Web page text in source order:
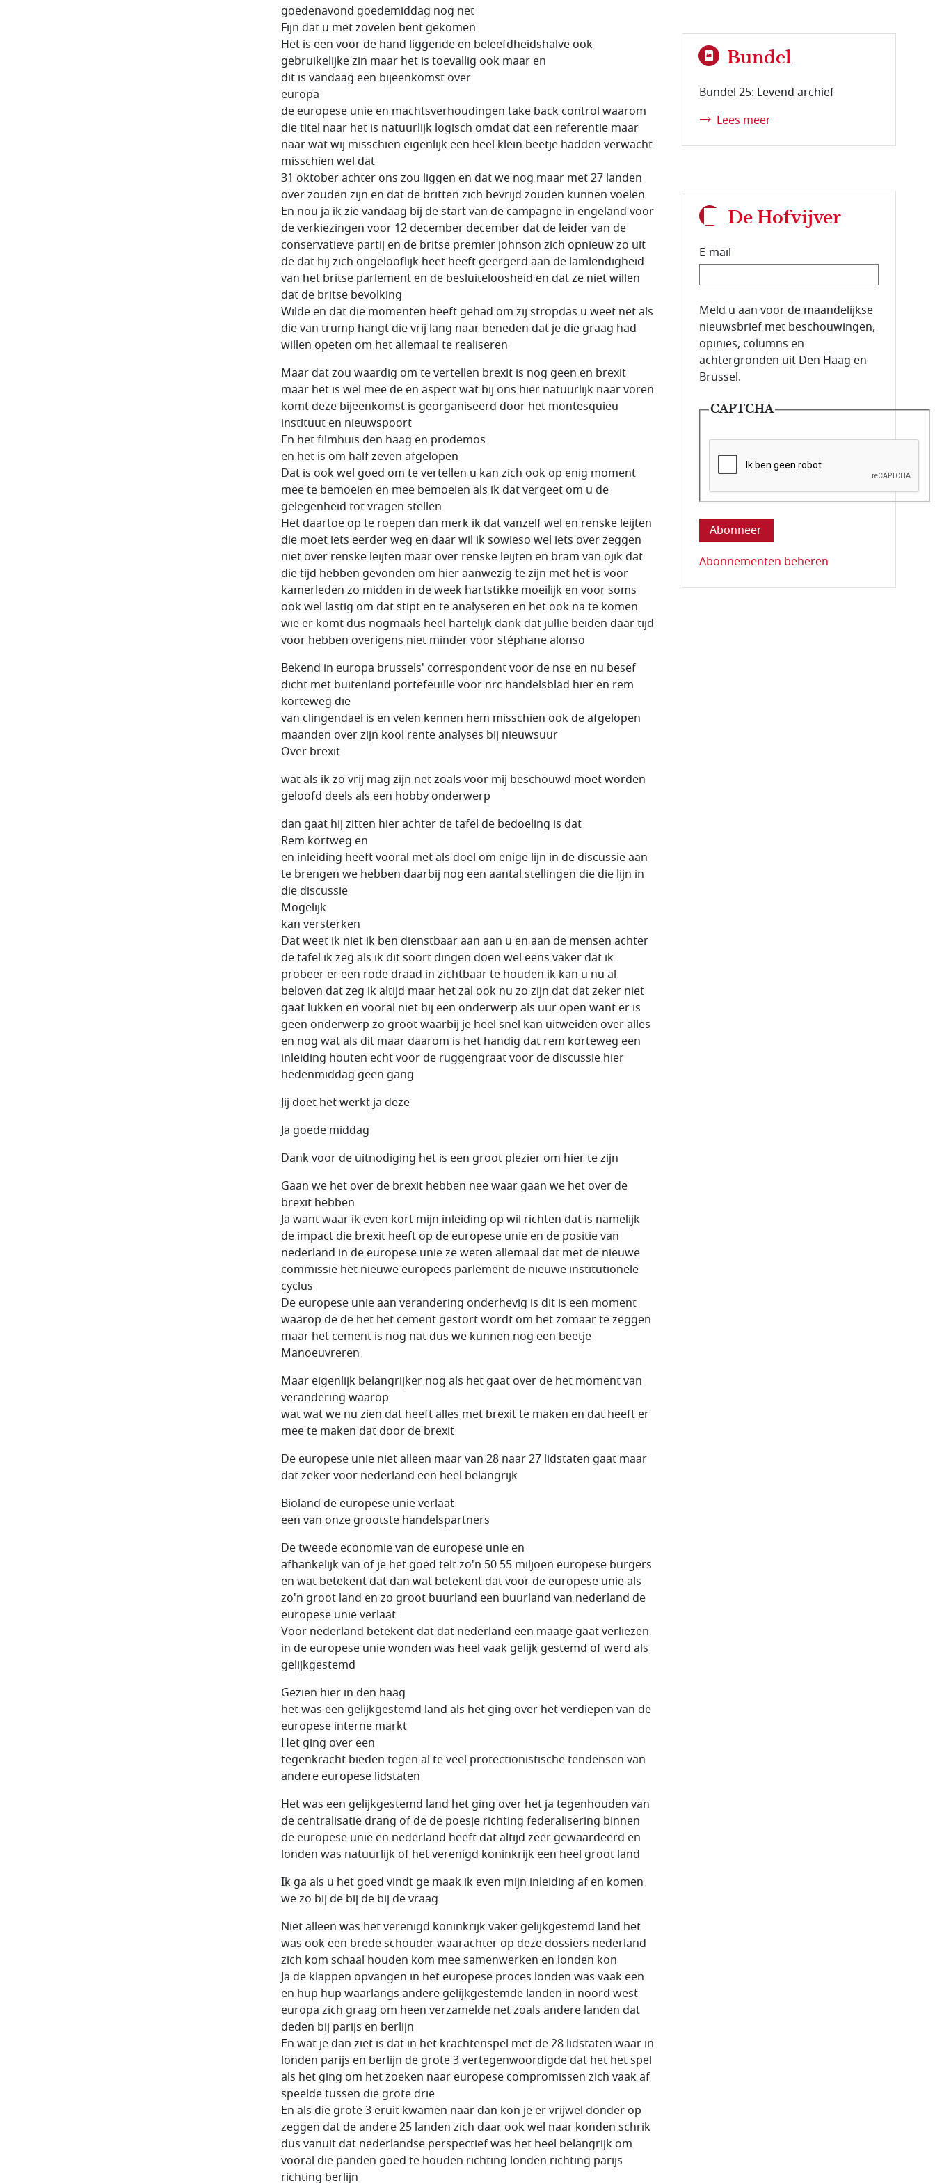
goedenavond goedemiddag nog net
Fijn dat u met zovelen bent gekomen
Het is een voor de hand liggende en beleefdheidshalve ook
gebruikelijke zin maar het is toevallig ook maar en
dit is vandaag een bijeenkomst over
europa
de europese unie en machtsverhoudingen take back control waarom
die titel naar het is natuurlijk logisch omdat dat een referentie maar
naar wat wij misschien eigenlijk een heel klein beetje hadden verwacht
misschien wel dat
31 oktober achter ons zou liggen en dat we nog maar met 27 landen
over zouden zijn en dat de britten zich bevrijd zouden kunnen voelen
En nou ja ik zie vandaag bij de start van de campagne in engeland voor
de verkiezingen voor 12 december december dat de leider van de
conservatieve partij en de britse premier johnson zich opnieuw zo uit
de dat hij zich ongelooflijk heet heeft geërgerd aan de lamlendigheid
van het britse parlement en de besluiteloosheid en dat ze niet willen
dat de britse bevolking
Wilde en dat die momenten heeft gehad om zij stropdas u weet net als
die van trump hangt die vrij lang naar beneden dat je die graag had
willen opeten om het allemaal te realiseren
Maar dat zou waardig om te vertellen brexit is nog geen en brexit
maar het is wel mee de en aspect wat bij ons hier natuurlijk naar voren
komt deze bijeenkomst is georganiseerd door het montesquieu
instituut en nieuwspoort
En het filmhuis den haag en prodemos
en het is om half zeven afgelopen
Dat is ook wel goed om te vertellen u kan zich ook op enig moment
mee te bemoeien en mee bemoeien als ik dat vergeet om u de
gelegenheid tot vragen stellen
Het daartoe op te roepen dan merk ik dat vanzelf wel en renske leijten
die moet iets eerder weg en daar wil ik sowieso wel iets over zeggen
niet over renske leijten maar over renske leijten en bram van ojik dat
die tijd hebben gevonden om hier aanwezig te zijn met het is voor
kamerleden zo midden in de week hartstikke moeilijk en voor soms
ook wel lastig om dat stipt en te analyseren en het ook na te komen
wie er komt dus nogmaals heel hartelijk dank dat jullie beiden daar tijd
voor hebben overigens niet minder voor stéphane alonso
Bekend in europa brussels' correspondent voor de nse en nu besef
dicht met buitenland portefeuille voor nrc handelsblad hier en rem
korteweg die
van clingendael is en velen kennen hem misschien ook de afgelopen
maanden over zijn kool rente analyses bij nieuwsuur
Over brexit
wat als ik zo vrij mag zijn net zoals voor mij beschouwd moet worden
geloofd deels als een hobby onderwerp
dan gaat hij zitten hier achter de tafel de bedoeling is dat
Rem kortweg en
en inleiding heeft vooral met als doel om enige lijn in de discussie aan
te brengen we hebben daarbij nog een aantal stellingen die die lijn in
die discussie
Mogelijk
kan versterken
Dat weet ik niet ik ben dienstbaar aan aan u en aan de mensen achter
de tafel ik zeg als ik dit soort dingen doen wel eens vaker dat ik
probeer er een rode draad in zichtbaar te houden ik kan u nu al
beloven dat zeg ik altijd maar het zal ook nu zo zijn dat dat zeker niet
gaat lukken en vooral niet bij een onderwerp als uur open want er is
geen onderwerp zo groot waarbij je heel snel kan uitweiden over alles
en nog wat als dit maar daarom is het handig dat rem korteweg een
inleiding houten echt voor de ruggengraat voor de discussie hier
hedenmiddag geen gang
Jij doet het werkt ja deze
Ja goede middag
Dank voor de uitnodiging het is een groot plezier om hier te zijn
Gaan we het over de brexit hebben nee waar gaan we het over de
brexit hebben
Ja want waar ik even kort mijn inleiding op wil richten dat is namelijk
de impact die brexit heeft op de europese unie en de positie van
nederland in de europese unie ze weten allemaal dat met de nieuwe
commissie het nieuwe europees parlement de nieuwe institutionele
cyclus
De europese unie aan verandering onderhevig is dit is een moment
waarop de de het het cement gestort wordt om het zomaar te zeggen
maar het cement is nog nat dus we kunnen nog een beetje
Manoeuvreren
Maar eigenlijk belangrijker nog als het gaat over de het moment van
verandering waarop
wat wat we nu zien dat heeft alles met brexit te maken en dat heeft er
mee te maken dat door de brexit
De europese unie niet alleen maar van 28 naar 27 lidstaten gaat maar
dat zeker voor nederland een heel belangrijk
Bioland de europese unie verlaat
een van onze grootste handelspartners
De tweede economie van de europese unie en
afhankelijk van of je het goed telt zo'n 50 55 miljoen europese burgers
en wat betekent dat dan wat betekent dat voor de europese unie als
zo'n groot land en zo groot buurland een buurland van nederland de
europese unie verlaat
Voor nederland betekent dat dat nederland een maatje gaat verliezen
in de europese unie wonden was heel vaak gelijk gestemd of werd als
gelijkgestemd
Gezien hier in den haag
het was een gelijkgestemd land als het ging over het verdiepen van de
europese interne markt
Het ging over een
tegenkracht bieden tegen al te veel protectionistische tendensen van
andere europese lidstaten
Het was een gelijkgestemd land het ging over het ja tegenhouden van
de centralisatie drang of de de poesje richting federalisering binnen
de europese unie en nederland heeft dat altijd zeer gewaardeerd en
londen was natuurlijk of het verenigd koninkrijk een heel groot land
Ik ga als u het goed vindt ge maak ik even mijn inleiding af en komen
we zo bij de bij de bij de vraag
Niet alleen was het verenigd koninkrijk vaker gelijkgestemd land het
was ook een brede schouder waarachter op deze dossiers nederland
zich kom schaal houden kom mee samenwerken en londen kon
Ja de klappen opvangen in het europese proces londen was vaak een
en hup hup waarlangs andere gelijkgestemde landen in noord west
europa zich graag om heen verzamelde net zoals andere landen dat
deden bij parijs en berlijn
En wat je dan ziet is dat in het krachtenspel met de 28 lidstaten waar in
londen parijs en berlijn de grote 3 vertegenwoordigde dat het het spel
als het ging om het zoeken naar europese compromissen zich vaak af
speelde tussen die grote drie
En als die grote 3 eruit kwamen naar dan kon je er vrijwel donder op
zeggen dat de andere 25 landen zich daar ook wel naar konden schrik
dus vanuit dat nederlandse perspectief was het heel belangrijk om
vooral die panden goed te houden richting londen richting parijs
richting berlijn
Bundel
Bundel 25: Levend archief
Lees meer
De Hofvijver
E-mail
E-mailadres van de abonnee.
Meld u aan voor de maandelijkse
nieuwsbrief met beschouwingen,
opinies, columns en
achtergronden uit Den Haag en
Brussel.
CAPTCHA
Deze vraag is om te controleren dat u
Abonnementen beheren